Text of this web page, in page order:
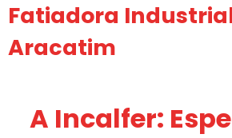
Fatiadora
Aracatim
A Incalfer: